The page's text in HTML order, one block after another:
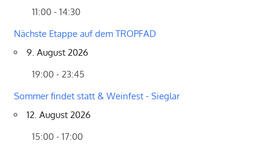
11:00 - 14:30
Nächste Etappe auf dem TROPFAD
9. August 2026
19:00 - 23:45
Sommer findet statt & Weinfest - Sieglar
12. August 2026
15:00 - 17:00